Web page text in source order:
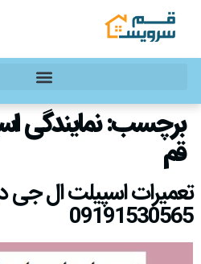
برچسب:نمایندگی
قم
تعمیرات اسپیلت ال جی
09191530565